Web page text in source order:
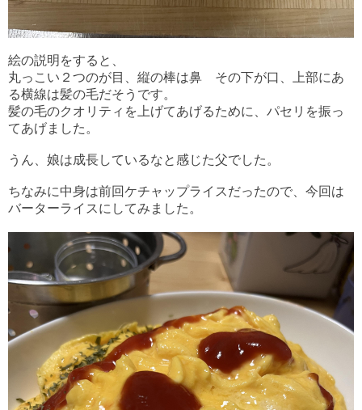
絵の説明をすると、
丸っこい２つのが目、縦の棒は鼻 その下が口、上部にあ
る横線は髪の毛だそうです。
髪の毛のクオリティを上げてあげるために、パセリを振っ
てあげました。
うん、娘は成長しているなと感じた父でした。
ちなみに中身は前回ケチャップライスだったので、今回は
バーターライスにしてみました。